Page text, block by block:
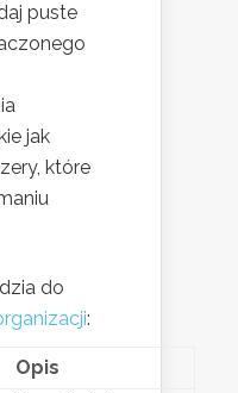
puste
jak
które
do
:
Opis